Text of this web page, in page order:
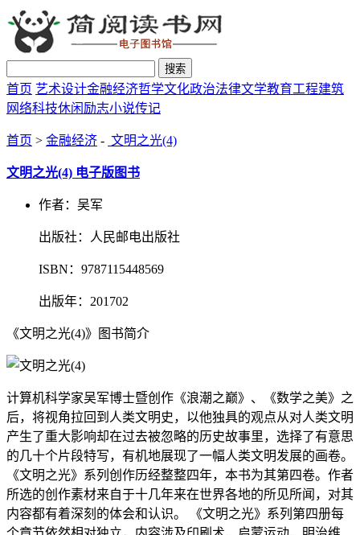
搜索
首页 艺术设计金融经济哲学文化政治法律文学教育工程建筑
网络科技休闲励志小说传记
首页 > 金融经济 - 文明之光(4)
文明之光(4) 电子版图书
作者：吴军
出版社：人民邮电出版社
ISBN：9787115448569
出版年：201702
《文明之光(4)》图书简介
计算机科学家吴军博士暨创作《浪潮之巅》、《数学之美》之
后，将视角拉回到人类文明史，以他独具的观点从对人类文明
产生了重大影响却在过去被忽略的历史故事里，选择了有意思
的几十个片段特写，有机地展现了一幅人类文明发展的画卷。
《文明之光》系列创作历经整整四年，本书为其第四卷。作者
所选的创作素材来自于十几年来在世界各地的所见所闻，对其
内容都有着深刻的体会和认识。 《文明之光》系列第四册每